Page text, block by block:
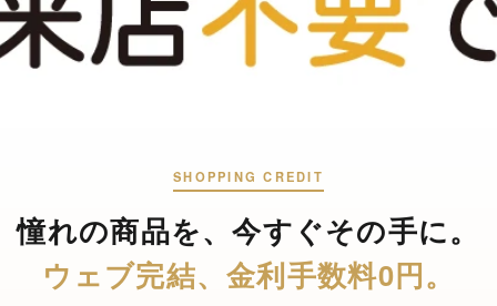
SHOPPING CREDIT
憧れの商品を、今すぐその手に。
ウェブ完結、金利手数料0円。